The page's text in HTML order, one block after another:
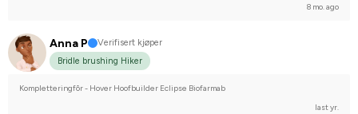
8 mo. ago
Anna P
Verifisert kjøper
Bridle brushing Hiker
Kompletteringfôr - Hover Hoofbuilder Eclipse Biofarmab
last yr.